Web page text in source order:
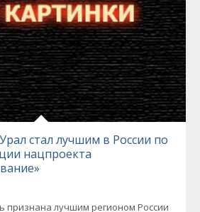
стал лучшим в России по
нацпроекта
признана лучшим регионом России